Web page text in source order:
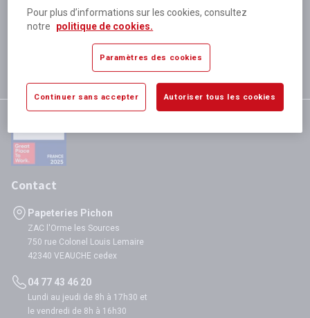
disponibles
Expédition le jour même
si validation avant 12h
satisfaction totale
Contact
Papeteries Pichon
ZAC l'Orme les Sources
750 rue Colonel Louis Lemaire
42340 VEAUCHE cedex
04 77 43 46 20
Lundi au jeudi de 8h à 17h30 et
le vendredi de 8h à 16h30
Pour plus d’informations sur les cookies, consultez
notre
politique de cookies.
Paramètres des cookies
Continuer sans accepter Autoriser tous les cookies